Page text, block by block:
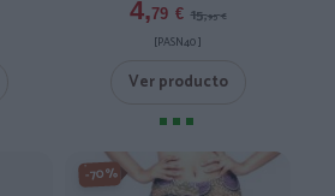
4,79 € 15,95 €
[PASN40 ]
Ver producto
-70%